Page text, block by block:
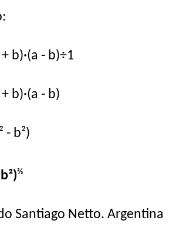
b)·(a - b)÷1
b)·(a - b)
- b²)
⅔
Santiago Netto. Argentina